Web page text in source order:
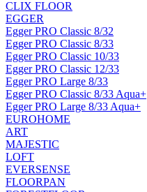
CLIX FLOOR
EGGER
Egger PRO Classic 8/32
Egger PRO Classic 8/33
Egger PRO Classic 10/33
Egger PRO Classic 12/33
Egger PRO Large 8/33
Egger PRO Classic 8/33 Aqua+
Egger PRO Large 8/33 Aqua+
EUROHOME
ART
MAJESTIC
LOFT
EVERSENSE
FLOORPAN